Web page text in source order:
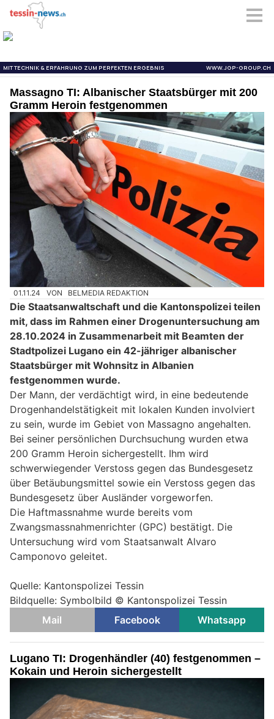
Massagno TI: Albanischer Staatsbürger mit 200
Gramm Heroin festgenommen
01.11.24 VON BELMEDIA REDAKTION
Die Staatsanwaltschaft und die Kantonspolizei teilen
mit, dass im Rahmen einer Drogenuntersuchung am
28.10.2024 in Zusammenarbeit mit Beamten der
Stadtpolizei Lugano ein 42-jähriger albanischer
Staatsbürger mit Wohnsitz in Albanien
festgenommen wurde.
Der Mann, der verdächtigt wird, in eine bedeutende
Drogenhandelstätigkeit mit lokalen Kunden involviert
zu sein, wurde im Gebiet von Massagno angehalten.
Bei seiner persönlichen Durchsuchung wurden etwa
200 Gramm Heroin sichergestellt. Ihm wird
schwerwiegender Verstoss gegen das Bundesgesetz
über Betäubungsmittel sowie ein Verstoss gegen das
Bundesgesetz über Ausländer vorgeworfen.
Die Haftmassnahme wurde bereits vom
Zwangsmassnahmenrichter (GPC) bestätigt. Die
Untersuchung wird vom Staatsanwalt Alvaro
Camponovo geleitet.
Quelle: Kantonspolizei Tessin
Bildquelle: Symbolbild © Kantonspolizei Tessin
Mail
Facebook Whatsapp
Lugano TI: Drogenhändler (40) festgenommen –
Kokain und Heroin sichergestellt